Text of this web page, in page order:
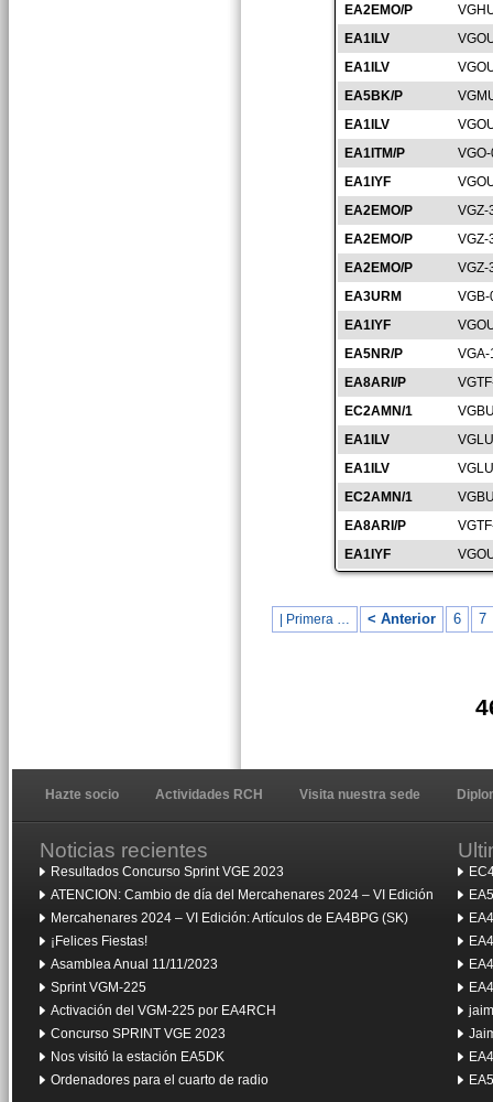
EA2EMO/P
EA1ILV
EA1ILV
EA5BK/P
EA1ILV
EA1ITM/P
EA1IYF
EA2EMO/P
VGZ-
EA2EMO/P
VGZ-
EA2EMO/P
VGZ-
EA3URM
EA1IYF
EA5NR/P
EA8ARI/P
EC2AMN/1
EA1ILV
EA1ILV
EC2AMN/1
EA8ARI/P
EA1IYF
| Primera … < Anterior 6 7
Hazte socio Actividades RCH Visita nuestra sede
Noticias recientes
Resultados Concurso Sprint VGE 2023
ATENCION: Cambio de día del Mercahenares 2024 – VI Edición
Mercahenares 2024 – VI Edición: Artículos de EA4BPG (SK)
¡Felices Fiestas!
Asamblea Anual 11/11/2023
Sprint VGM-225
Activación del VGM-225 por EA4RCH
Concurso SPRINT VGE 2023
Nos visitó la estación EA5DK
Ordenadores para el cuarto de radio